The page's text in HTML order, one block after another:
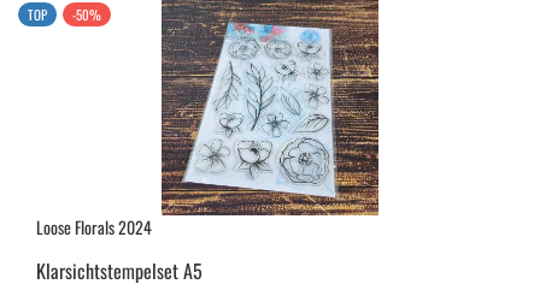
TOP -50%
Loose Florals 2024
Klarsichtstempelset A5